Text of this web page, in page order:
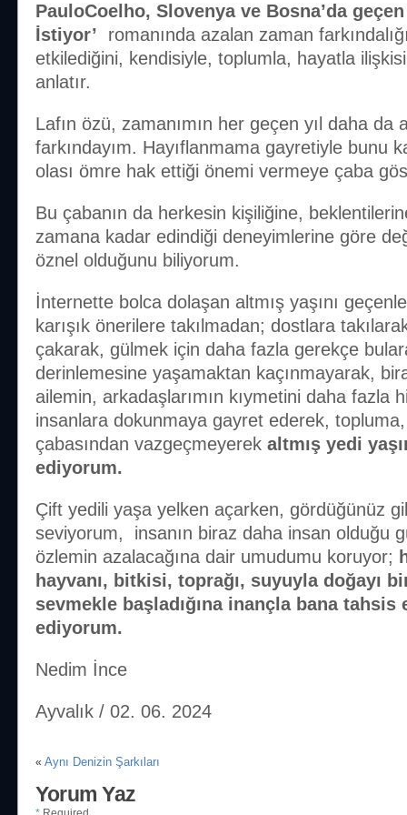
PauloCoelho, Slovenya ve Bosna’da
İstiyor’ romanında azalan zaman
etkilediğini, kendisiyle, toplumla, hayatla
anlatır.
Lafın özü, zamanımın her geçen yıl daha da
farkındayım. Hayıflanmama gayretiyle bunu
olası ömre hak ettiği önemi vermeye çaba
Bu çabanın da herkesin kişiliğine,
zamana kadar edindiği deneyimlerine göre
öznel olduğunu biliyorum.
İnternette bolca dolaşan altmış yaşını
karışık önerilere takılmadan; dostlara
çakarak, gülmek için daha fazla gerekçe
derinlemesine yaşamaktan kaçınmayarak,
ailemin, arkadaşlarımın kıymetini daha fazla
insanlara dokunmaya gayret ederek,
çabasından vazgeçmeyerek altmış yedi
ediyorum.
Çift yedili yaşa yelken açarken, gördüğünüz
seviyorum, insanın biraz daha insan olduğu
özlemin azalacağına dair umudumu koruyor;
hayvanı, bitkisi, toprağı, suyuyla doğayı
sevmekle başladığına inançla bana tahsis
ediyorum.
Nedim İnce
Ayvalık / 02. 06. 2024
« Aynı Denizin Şarkıları
Yorum Yaz